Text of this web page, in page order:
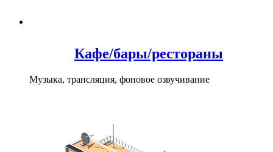
Кафе/бары/рестораны
Музыка, трансляция, фоновое озвучивание